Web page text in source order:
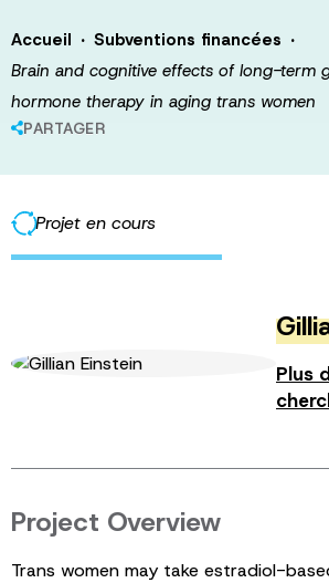
Accueil · Subventions financées ·
Brain and cognitive effects of long-term
hormone therapy in aging trans women
PARTAGER
Projet en cours
Plus
Project Overview
Trans women may take estradiol-